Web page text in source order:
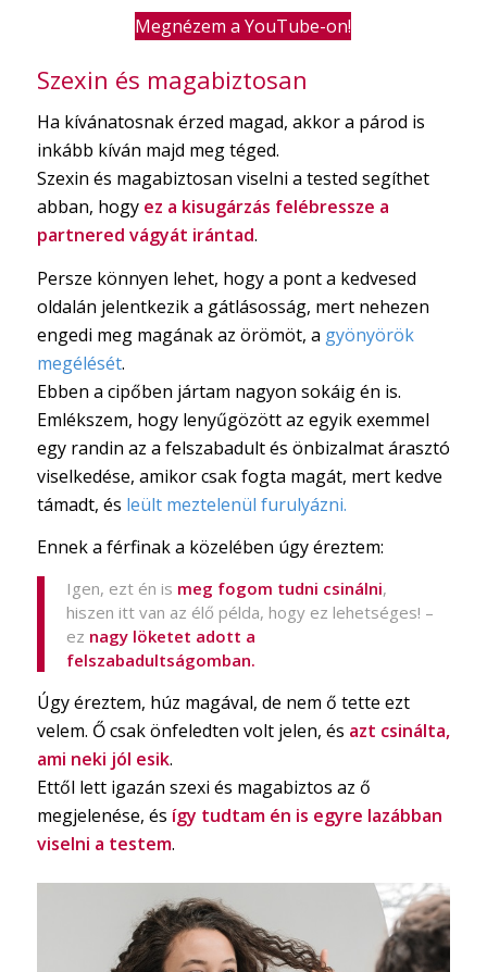
Megnézem a YouTube-on!
Szexin és magabiztosan
Ha kívánatosnak érzed magad, akkor a párod is
inkább kíván majd meg téged.
Szexin és magabiztosan viselni a tested segíthet
abban, hogy ez a kisugárzás felébressze a
partnered vágyát irántad.
Persze könnyen lehet, hogy a pont a kedvesed
oldalán jelentkezik a gátlásosság, mert nehezen
engedi meg magának az örömöt, a gyönyörök
megélését.
Ebben a cipőben jártam nagyon sokáig én is.
Emlékszem, hogy lenyűgözött az egyik exemmel
egy randin az a felszabadult és önbizalmat árasztó
viselkedése, amikor csak fogta magát, mert kedve
támadt, és leült meztelenül furulyázni.
Ennek a férfinak a közelében úgy éreztem:
Igen, ezt én is meg fogom tudni csinálni,
hiszen itt van az élő példa, hogy ez lehetséges! –
ez nagy löketet adott a
felszabadultságomban.
Úgy éreztem, húz magával, de nem ő tette ezt
velem. Ő csak önfeledten volt jelen, és azt csinálta,
ami neki jól esik.
Ettől lett igazán szexi és magabiztos az ő
megjelenése, és így tudtam én is egyre lazábban
viselni a testem.